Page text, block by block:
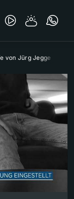
von Jürg Jegge